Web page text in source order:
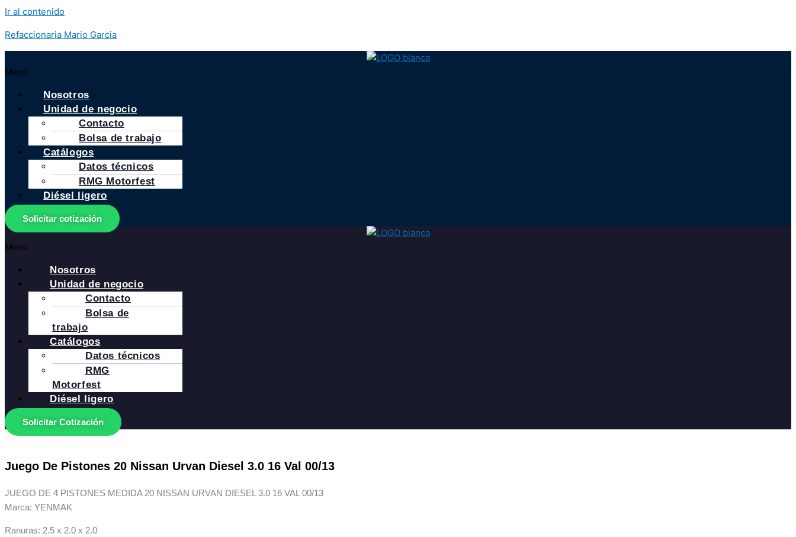
Ir al contenido
Refaccionaria Mario Garcia
Menú
Nosotros
Unidad de negocio
Contacto
Bolsa de trabajo
Catálogos
Datos técnicos
RMG Motorfest
Diésel ligero
Solicitar cotización
Menú
Nosotros
Unidad de negocio
Contacto
Bolsa de
trabajo
Catálogos
Datos técnicos
RMG
Motorfest
Diésel ligero
Solicitar Cotización
Juego De Pistones 20 Nissan Urvan Diesel 3.0 16 Val 00/13
JUEGO DE 4 PISTONES MEDIDA 20 NISSAN URVAN DIESEL 3.0 16 VAL 00/13
Marca: YENMAK
Ranuras: 2.5 x 2.0 x 2.0